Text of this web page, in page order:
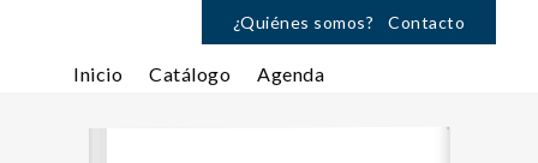
¿Quiénes somos? Contacto
Inicio Catálogo Agenda